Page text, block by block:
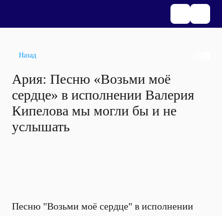
Назад
Ария: Песню «Возьми моё
сердце» в исполнении Валерия
Кипелова мы могли бы и не
услышать
Песню "Возьми моё сердце" в исполнении